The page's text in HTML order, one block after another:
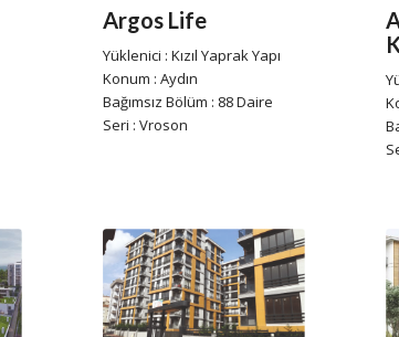
Argos Life
Yüklenici : Kızıl Yaprak Yapı
Konum : Aydın
Bağımsız Bölüm : 88 Daire
Seri : Vroson